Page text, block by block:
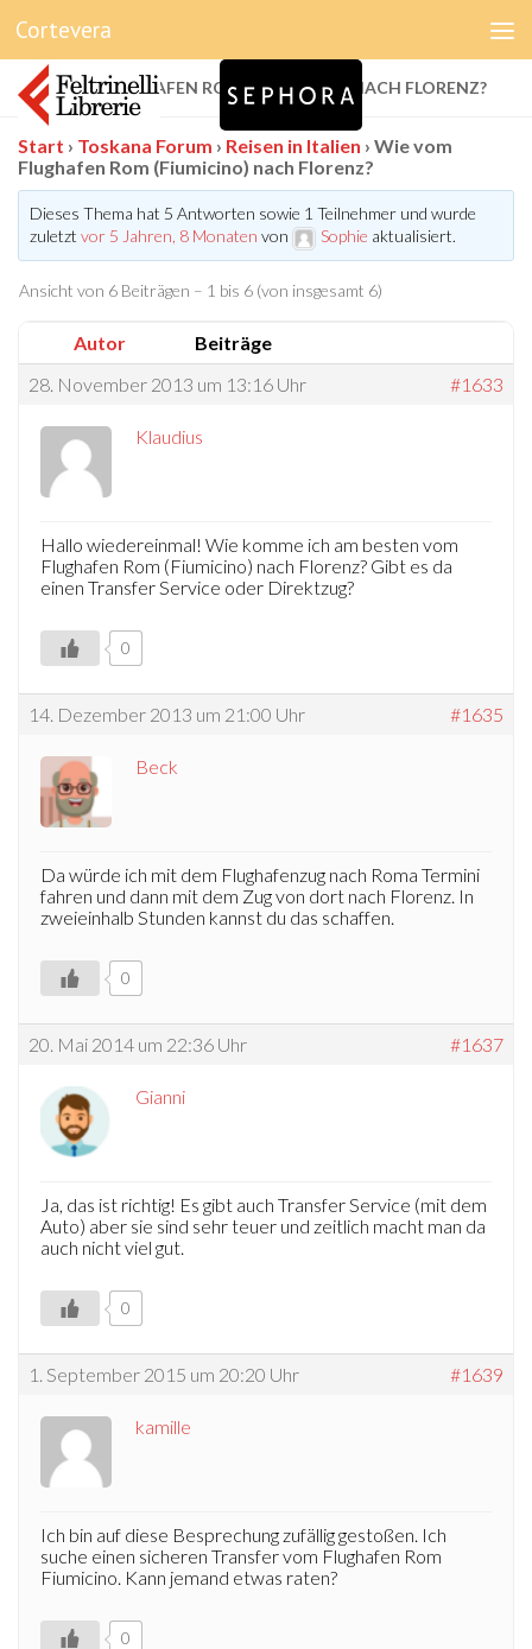
Unter dem Inhalt
Cortevera
WIE VOM FLUGHAFEN ROM (FIUMICINO) NACH FLORENZ?
Start › Toskana Forum › Reisen in Italien › Wie vom
Flughafen Rom (Fiumicino) nach Florenz?
Dieses Thema hat 5 Antworten sowie 1 Teilnehmer und wurde
zuletztvor 5 Jahren, 8 Monaten von Sophie aktualisiert.
Ansicht von 6 Beiträgen – 1 bis 6 (von insgesamt 6)
Autor
Beiträge
28. November 2013 um 13:16 Uhr
#1633
Klaudius
Hallo wiedereinmal! Wie komme ich am besten vom
Flughafen Rom (Fiumicino) nach Florenz? Gibt es da
einen Transfer Service oder Direktzug?
0
14. Dezember 2013 um 21:00 Uhr #1635
Beck
Da würde ich mit dem Flughafenzug nach Roma Termini
fahren und dann mit dem Zug von dort nach Florenz. In
zweieinhalb Stunden kannst du das schaffen.
0
20. Mai 2014 um 22:36 Uhr #1637
Gianni
Ja, das ist richtig! Es gibt auch Transfer Service (mit dem
Auto) aber sie sind sehr teuer und zeitlich macht man da
auch nicht viel gut.
0
1. September 2015 um 20:20 Uhr #1639
kamille
Ich bin auf diese Besprechung zufällig gestoßen. Ich
suche einen sicheren Transfer vom Flughafen Rom
Fiumicino. Kann jemand etwas raten?
0